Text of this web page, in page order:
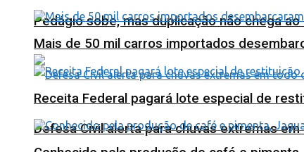
Pedágio sobe, mas duplicação não chega ao
Defesa Civil alerta para chuvas extremas
Mais de 50 mil carros importados
Receita Federal pagará lote especial de